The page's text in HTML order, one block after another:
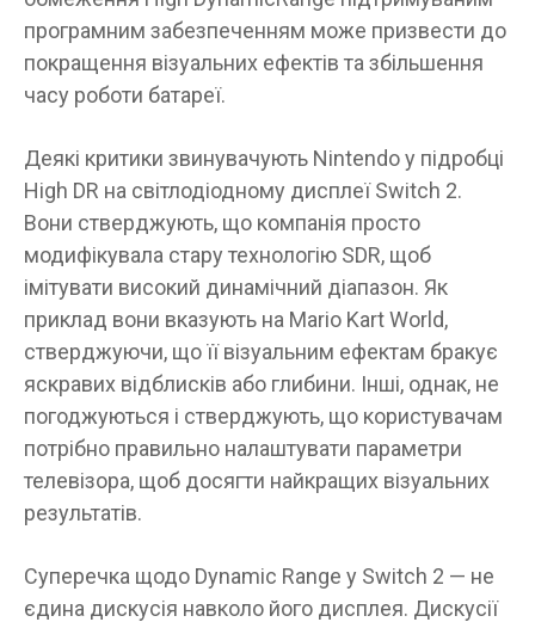
програмним забезпеченням може призвести до
покращення візуальних ефектів та збільшення
часу роботи батареї.
Деякі критики звинувачують Nintendo у підробці
High DR на світлодіодному дисплеї Switch 2.
Вони стверджують, що компанія просто
модифікувала стару технологію SDR, щоб
імітувати високий динамічний діапазон. Як
приклад вони вказують на Mario Kart World,
стверджуючи, що її візуальним ефектам бракує
яскравих відблисків або глибини. Інші, однак, не
погоджуються і стверджують, що користувачам
потрібно правильно налаштувати параметри
телевізора, щоб досягти найкращих візуальних
результатів.
Суперечка щодо Dynamic Range у Switch 2 — не
єдина дискусія навколо його дисплея. Дискусії